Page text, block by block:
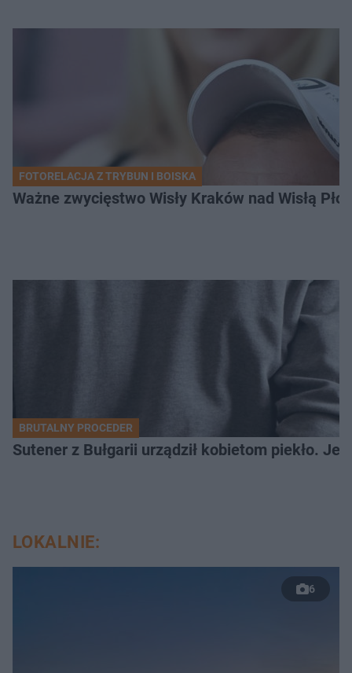
FOTORELACJA Z TRYBUN I BOISKA
Ważne zwycięstwo Wisły Kraków nad Wisłą
BRUTALNY PROCEDER
Sutener z Bułgarii urządził kobietom piekło.
LOKALNIE:
6